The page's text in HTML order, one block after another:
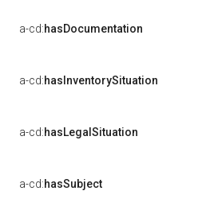
a-cd:hasDocumentation
a-cd:hasInventorySituation
a-cd:hasLegalSituation
a-cd:hasSubject